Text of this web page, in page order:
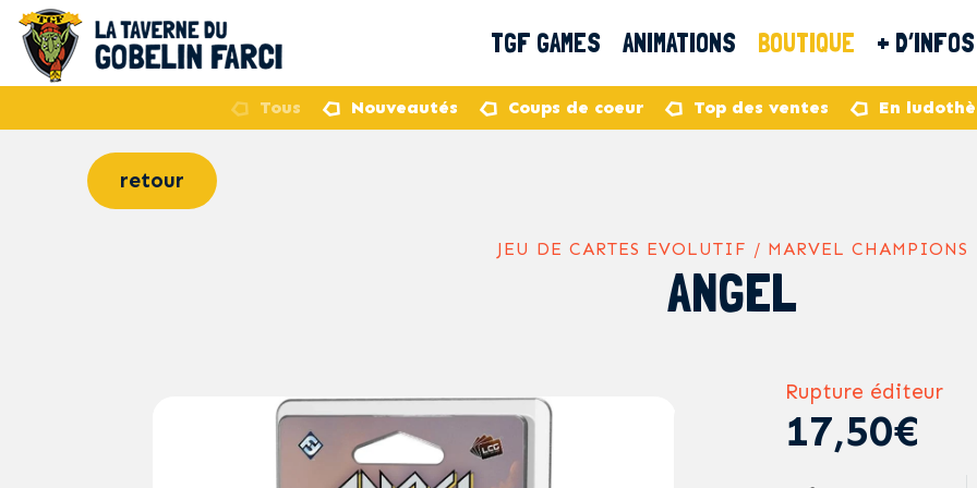
TGF GAMES ANIMATIONS BOUTIQUE + D’INFOS
Tous Nouveautés Coups de coeur Top des ventes En
retour
JEU DE CARTES EVOLUTIF / MARVEL CHAMPIONS
ANGEL
Rupture éditeur
17,50€